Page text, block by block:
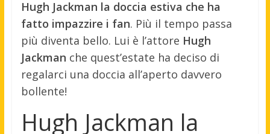
Hugh Jackman la doccia estiva che ha
fatto impazzire i fan. Più il tempo passa
più diventa bello. Lui è l’attore Hugh
Jackman che quest’estate ha deciso di
regalarci una doccia all’aperto davvero
bollente!
Hugh Jackman la